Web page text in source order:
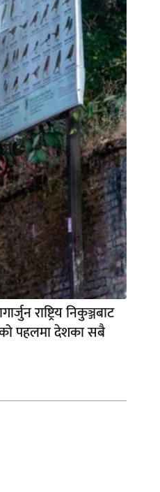
राष्ट्रिय निकुञ्जबाट
पहलमा देशका सबै